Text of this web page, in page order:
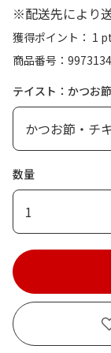
※配送先により
獲得ポイント： 1 pt
商品番号
テイスト：かつお
数量
1